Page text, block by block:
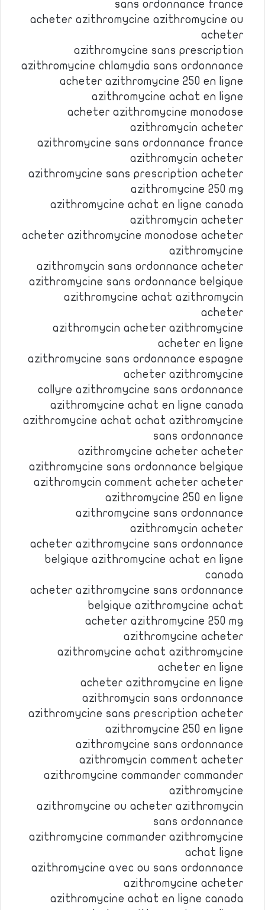
sans ordonnance france
acheter azithromycine azithromycine ou
acheter
azithromycine sans prescription
azithromycine chlamydia sans ordonnance
acheter azithromycine 250 en ligne
azithromycine achat en ligne
acheter azithromycine monodose
azithromycin acheter
azithromycine sans ordonnance france
azithromycin acheter
azithromycine sans prescription acheter
azithromycine 250 mg
azithromycine achat en ligne canada
azithromycin acheter
acheter azithromycine monodose acheter
azithromycine
azithromycin sans ordonnance acheter
azithromycine sans ordonnance belgique
azithromycine achat azithromycin
acheter
azithromycin acheter azithromycine
acheter en ligne
azithromycine sans ordonnance espagne
acheter azithromycine
collyre azithromycine sans ordonnance
azithromycine achat en ligne canada
azithromycine achat achat azithromycine
sans ordonnance
azithromycine acheter acheter
azithromycine sans ordonnance belgique
azithromycin comment acheter acheter
azithromycine 250 en ligne
azithromycine sans ordonnance
azithromycin acheter
acheter azithromycine sans ordonnance
belgique azithromycine achat en ligne
canada
acheter azithromycine sans ordonnance
belgique azithromycine achat
acheter azithromycine 250 mg
azithromycine acheter
azithromycine achat azithromycine
acheter en ligne
acheter azithromycine en ligne
azithromycin sans ordonnance
azithromycine sans prescription acheter
azithromycine 250 en ligne
azithromycine sans ordonnance
azithromycin comment acheter
azithromycine commander commander
azithromycine
azithromycine ou acheter azithromycin
sans ordonnance
azithromycine commander azithromycine
achat ligne
azithromycine avec ou sans ordonnance
azithromycine acheter
azithromycine achat en ligne canada